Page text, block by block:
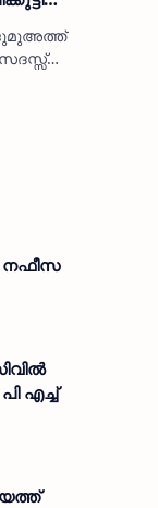
ജുമുഅത്ത്
നഫീസ
എച്ച്